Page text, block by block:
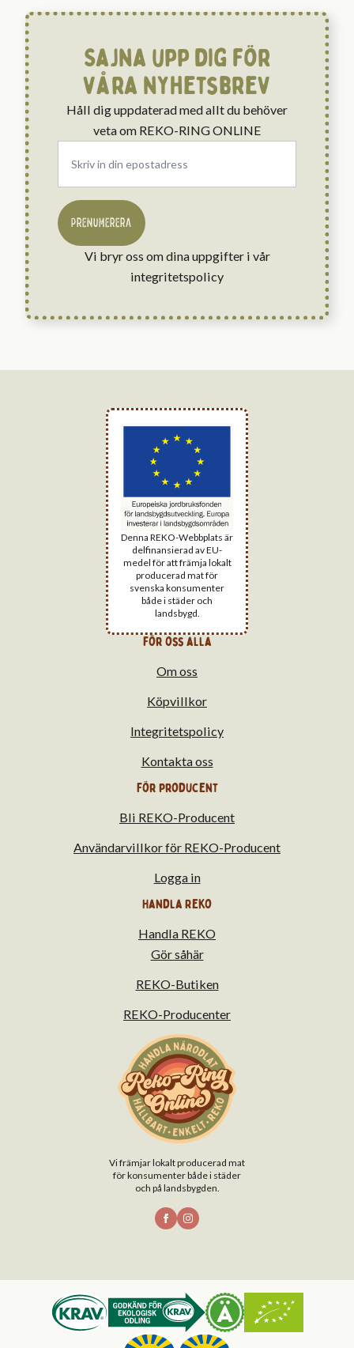
Sajna upp dig för
våra nyhetsbrev
Håll dig uppdaterad med allt du behöver
veta om REKO-RING ONLINE
Email
PRENUMERERA
Vi bryr oss om dina uppgifter i vår
integritetspolicy
Vi främjar lokalt producerad mat
för konsumenter både i städer
och på landsbygden.
Handla Reko
Handla REKO
Gör såhär
REKO-Butiken
REKO-Producenter
För producent
Bli REKO-Producent
Användarvillkor för REKO-Producent
Logga in
för oss alla
Om oss
Köpvillkor
Integritetspolicy
Kontakta oss
Denna REKO-Webbplats är
delfinansierad av EU-
medel för att främja lokalt
producerad mat för
svenska konsumenter
både i städer och
landsbygd.